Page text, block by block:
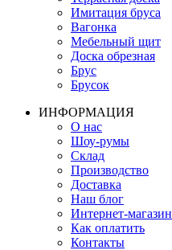
Имитация бруса
Вагонка
Мебельный щит
Доска обрезная
Брус
Брусок
ИНФОРМАЦИЯ
О нас
Шоу-румы
Склад
Производство
Доставка
Наш блог
Интернет-магазин
Как оплатить
Контакты